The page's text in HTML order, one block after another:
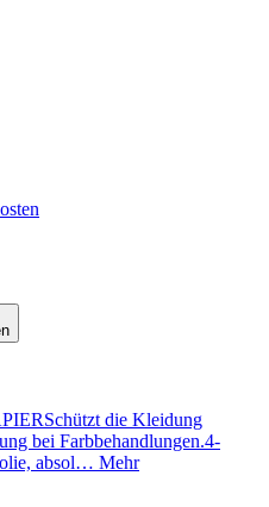
die Kleidung
bei Farbbehandlungen.4-
absol… Mehr